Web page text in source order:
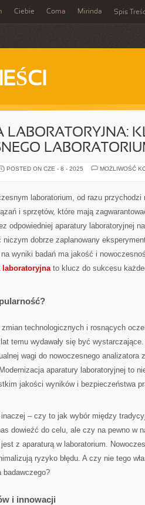
Ciebie Coma Mirinda Spis
LABORATORYJNA:
POSTED ON CZE - 8 - 2025
MOŻLIWOŚĆ
laboratorium, od razu przychodzi
i sprzętów, które mają
odpowiedniej aparatury laboratoryjnej
niczym dobrze zaplanowany
na wyniki badań ma jakość i
laboratoryjnato klucz do sukcesu
technologicznych i rosnących
temu wydawały się być
wagi do nowoczesnego
aparatury laboratoryjnej to
jakości wyników i bezpieczeństwa
– czy to jak wybór między
dowieźć do celu, ale czy na pewno w
z aparaturą w laboratorium.
ryzyko błędu. A czy nie tego
badawczego?
i innowacji